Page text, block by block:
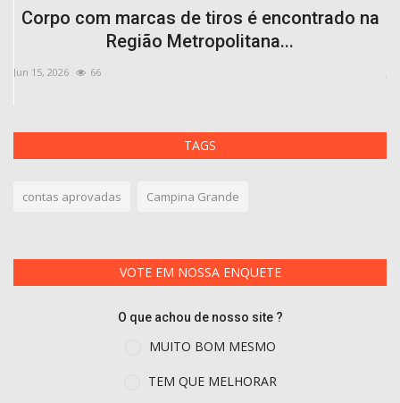
Corpo com marcas de tiros é encontrado na
Região Metropolitana...
Jun 15, 2026 66
TAGS
contas aprovadas Campina Grande
VOTE EM NOSSA ENQUETE
O que achou de nosso site ?
MUITO BOM MESMO
TEM QUE MELHORAR